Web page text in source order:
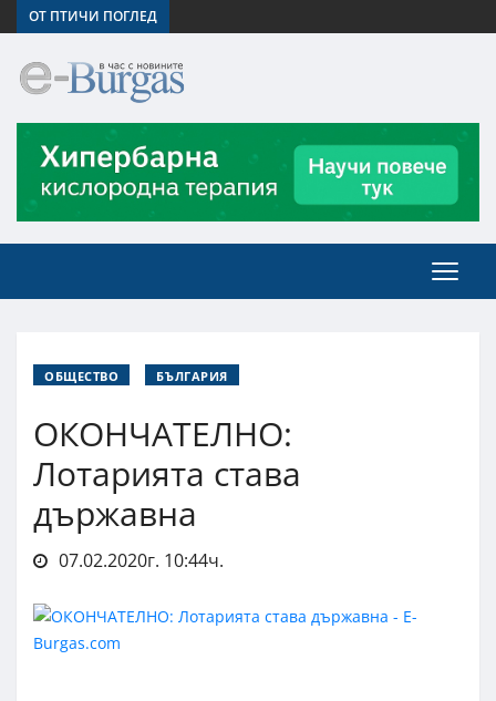
ОТ ПТИЧИ ПОГЛЕД
ОБЩЕСТВО БЪЛГАРИЯ
ОКОНЧАТЕЛНО:
Лотарията става
държавна
07.02.2020г. 10:44ч.